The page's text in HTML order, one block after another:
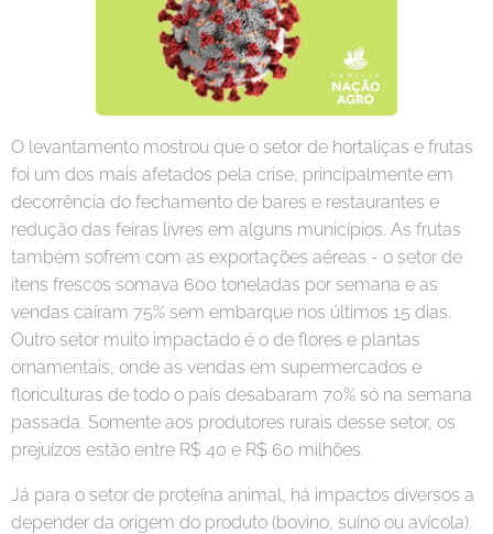
O levantamento mostrou que o setor de hortaliças e frutas
foi um dos mais afetados pela crise, principalmente em
decorrência do fechamento de bares e restaurantes e
redução das feiras livres em alguns municípios. As frutas
também sofrem com as exportações aéreas - o setor de
itens frescos somava 600 toneladas por semana e as
vendas caíram 75% sem embarque nos últimos 15 dias.
Outro setor muito impactado é o de flores e plantas
ornamentais, onde as vendas em supermercados e
floriculturas de todo o país desabaram 70% só na semana
passada. Somente aos produtores rurais desse setor, os
prejuízos estão entre R$ 40 e R$ 60 milhões.
Já para o setor de proteína animal, há impactos diversos a
depender da origem do produto (bovino, suíno ou avícola).